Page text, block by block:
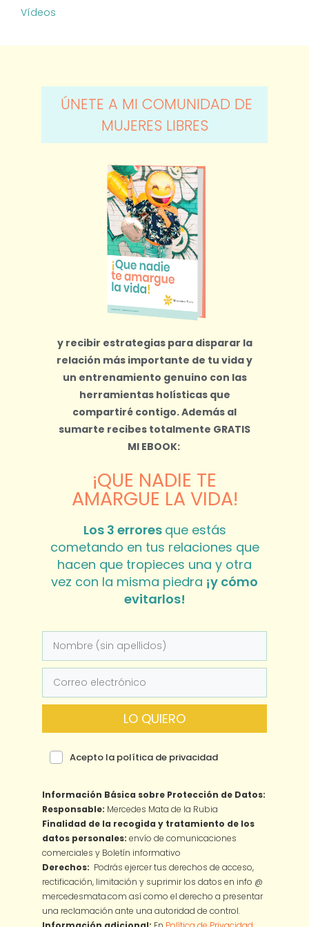
Vídeos
ÚNETE A MI COMUNIDAD DE
MUJERES LIBRES
y recibir estrategias para disparar la
relación más importante de tu vida y
un entrenamiento genuino con las
herramientas holísticas que
compartiré contigo.Además al
sumarte recibes totalmente GRATIS
MI EBOOK:
¡QUE NADIE TE
AMARGUE LA VIDA!
Los 3 errores que estás
cometando en tus relaciones que
hacen que tropieces una y otra
vez con la misma piedra ¡y cómo
evitarlos!
LO QUIERO
Acepto la política de privacidad
Información Básica sobre Protección de Datos:
Responsable: Mercedes Mata de la Rubia
Finalidad de la recogida y tratamiento de los
datos personales: envío de comunicaciones
comerciales y Boletín informativo
Derechos: Podrás ejercer tus derechos de acceso,
rectificación, limitación y suprimir los datos en info @
mercedesmata.com así como el derecho a presentar
una reclamación ante una autoridad de control.